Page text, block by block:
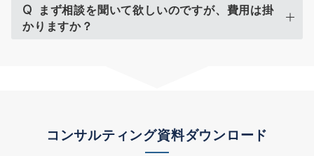
Q
まず相談を聞いて欲しいのですが、費用は掛
かりますか？
コンサルティング資料ダウンロード